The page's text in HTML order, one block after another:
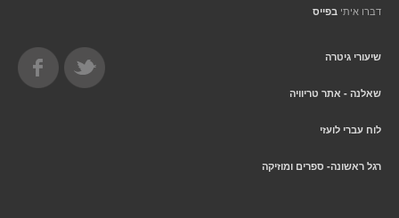
דברו איתי בפייס
שיעורי גיטרה
שאלנה - אתר טריוויה
לוח עברי לועזי
רגל ראשונה- ספרים ומוזיקה